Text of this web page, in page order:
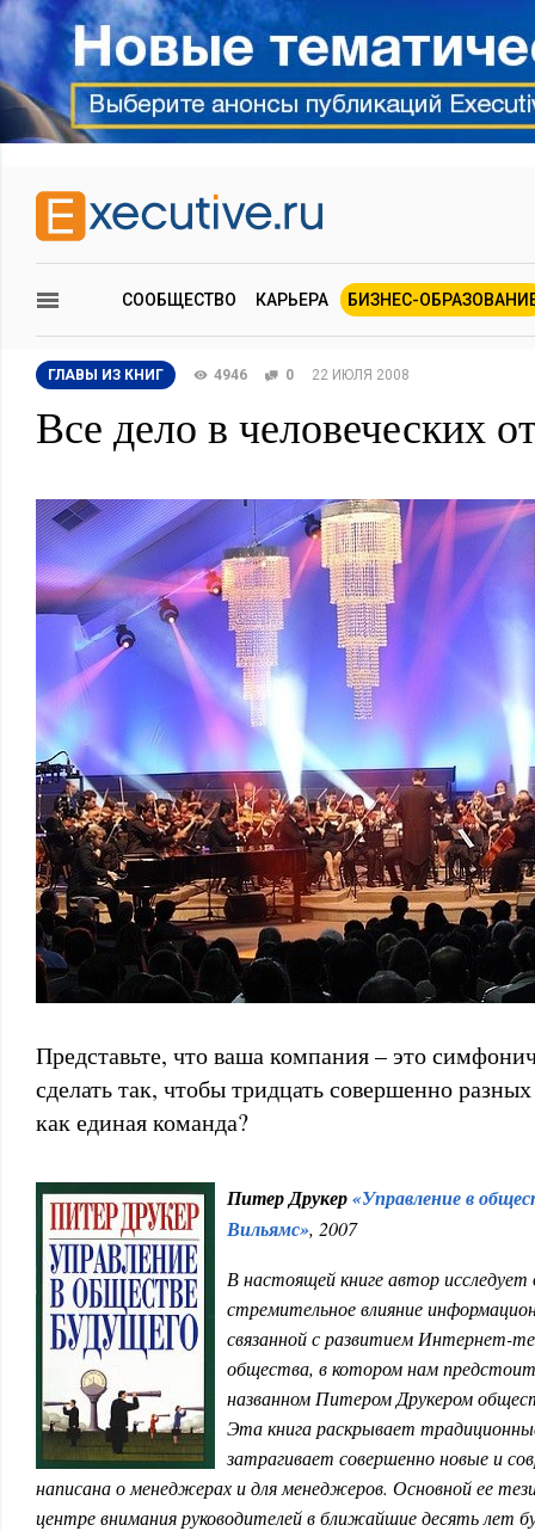
СООБЩЕСТВО КАРЬЕРА БИЗНЕС-
ГЛАВЫ ИЗ КНИГ 4946 0 22 ИЮЛЯ 2008
Все дело в человеческих
Представьте, что ваша компания – это
сделать так, чтобы тридцать совершенно
как единая команда?
Питер Друкер«Управление в
Вильямс», 2007
В настоящей книге автор
стремительное влияние
связанной с развитием Интернет-
общества, в котором нам
названном Питером Друкером
Эта книга раскрывает
затрагивает совершенно новые и
написана о менеджерах и для менеджеров. Основной ее
центре внимания руководителей в ближайшие десять лет